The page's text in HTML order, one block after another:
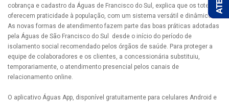
cobrança e cadastro da Águas de Francisco do Sul, explica que os totens
oferecem praticidade à população, com um sistema versátil e dinâmico.
As novas formas de atendimento fazem parte das boas práticas adotadas
pela Águas de São Francisco do Sul desde o início do período de
isolamento social recomendado pelos órgãos de saúde. Para proteger a
equipe de colaboradores e os clientes, a concessionária substituiu,
temporariamente, o atendimento presencial pelos canais de
relacionamento online.
O aplicativo Águas App, disponível gratuitamente para celulares Android e